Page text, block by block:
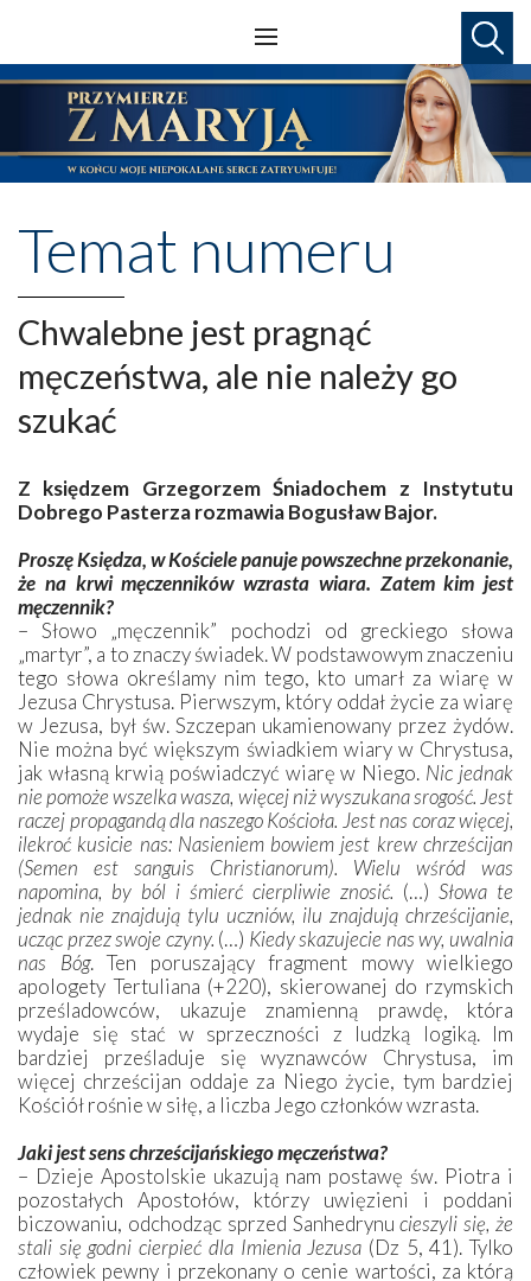
Temat numeru
Chwalebne jest pragnąć
męczeństwa, ale nie należy go
szukać
Z księdzem Grzegorzem Śniadochem z Instytutu
Dobrego Pasterza rozmawia Bogusław Bajor.
Proszę Księdza, w Kościele panuje powszechne przekonanie,
że na krwi męczenników wzrasta wiara. Zatem kim jest
męczennik?
– Słowo „męczennik” pochodzi od greckiego słowa
„martyr”, a to znaczy świadek. W podstawowym znaczeniu
tego słowa określamy nim tego, kto umarł za wiarę w
Jezusa Chrystusa. Pierwszym, który oddał życie za wiarę
w Jezusa, był św. Szczepan ukamienowany przez żydów.
Nie można być większym świadkiem wiary w Chrystusa,
jak własną krwią poświadczyć wiarę w Niego. Nic jednak
nie pomoże wszelka wasza, więcej niż wyszukana srogość. Jest
raczej propagandą dla naszego Kościoła. Jest nas coraz więcej,
ilekroć kusicie nas: Nasieniem bowiem jest krew chrześcijan
(Semen est sanguis Christianorum). Wielu wśród was
napomina, by ból i śmierć cierpliwie znosić. (…) Słowa te
jednak nie znajdują tylu uczniów, ilu znajdują chrześcijanie,
ucząc przez swoje czyny. (…) Kiedy skazujecie nas wy, uwalnia
nas Bóg. Ten poruszający fragment mowy wielkiego
apologety Tertuliana (+220), skierowanej do rzymskich
prześladowców, ukazuje znamienną prawdę, która
wydaje się stać w sprzeczności z ludzką logiką. Im
bardziej prześladuje się wyznawców Chrystusa, im
więcej chrześcijan oddaje za Niego życie, tym bardziej
Kościół rośnie w siłę, a liczba Jego członków wzrasta.
Jaki jest sens chrześcijańskiego męczeństwa?
– Dzieje Apostolskie ukazują nam postawę św. Piotra i
pozostałych Apostołów, którzy uwięzieni i poddani
biczowaniu, odchodząc sprzed Sanhedrynucieszyli się, że
stali się godni cierpieć dla Imienia Jezusa (Dz 5, 41). Tylko
człowiek pewny i przekonany o cenie wartości, za którą